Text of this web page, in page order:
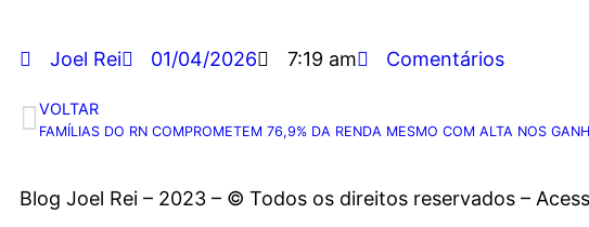
Joel Rei 01/04/2026 7:19 am Comentários
VOLTAR
FAMÍLIAS DO RN COMPROMETEM 76,9% DA RENDA MESMO COM ALTA NOS
Blog Joel Rei – 2023 – © Todos os direitos reservados –